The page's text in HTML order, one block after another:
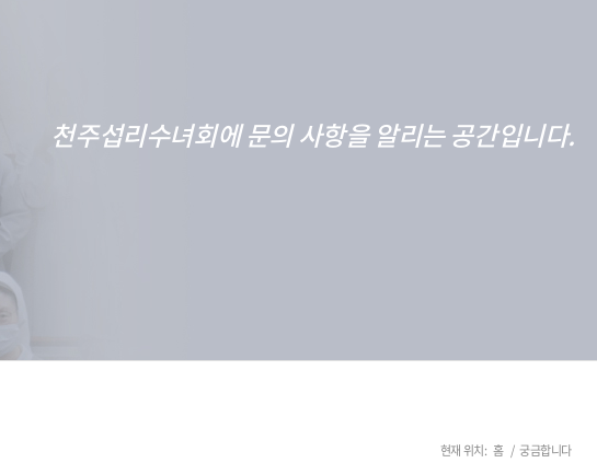
천주섭리수녀회에 문의 사항을 알리는 공간입니다.
현재 위치: 홈 / 궁금합니다